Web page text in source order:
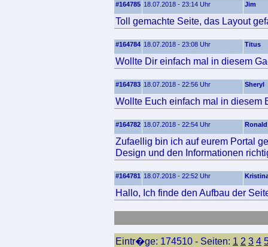
#164785 18.07.2018 - 23:14 Uhr Jim
Toll gemachte Seite, das Layout
#164784 18.07.2018 - 23:08 Uhr Titus
Wollte Dir einfach mal in diesem
#164783 18.07.2018 - 22:56 Uhr Sheryl
Wollte Euch einfach mal in diesem
#164782 18.07.2018 - 22:54 Uhr Ronald
Zufaellig bin ich auf eurem Portal
Design und den Informationen
#164781 18.07.2018 - 22:52 Uhr
Hallo, Ich finde den Aufbau der
Eintr�ge: 174510 - Seiten: 1 2 3 4